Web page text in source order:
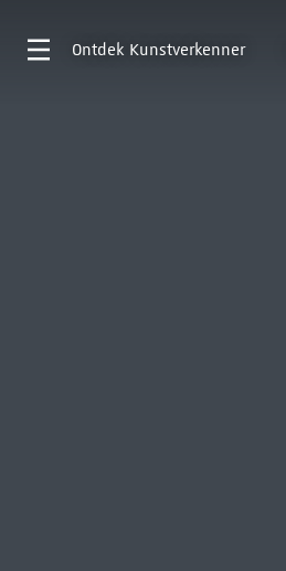
Ontdek Kunstverkenner